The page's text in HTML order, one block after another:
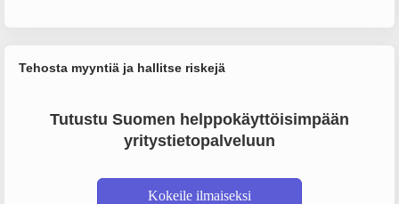
Tehosta myyntiä ja hallitse riskejä
Tutustu Suomen helppokäyttöisimpään
yritystietopalveluun
Kokeile ilmaiseksi